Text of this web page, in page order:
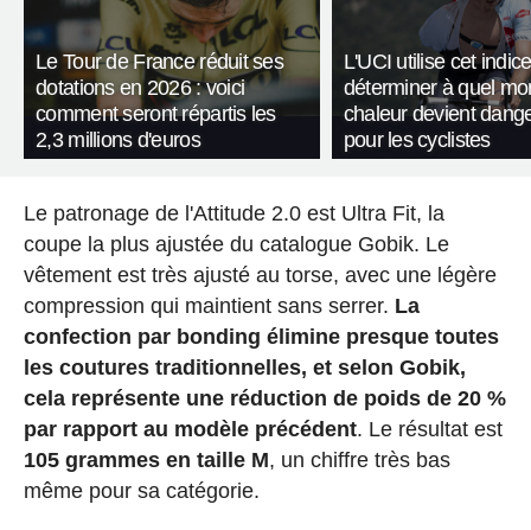
Le Tour de France réduit ses
dotations en 2026 : voici
comment seront répartis les
2,3 millions d'euros
L'UCI utilise cet
déterminer à quel
chaleur devient
pour les cyclistes
Le patronage de l'Attitude 2.0 est Ultra Fit, la
coupe la plus ajustée du catalogue Gobik. Le
vêtement est très ajusté au torse, avec une légère
compression qui maintient sans serrer. La
confection par bonding élimine presque toutes
les coutures traditionnelles, et selon Gobik,
cela représente une réduction de poids de 20 %
par rapport au modèle précédent. Le résultat est
105 grammes en taille M, un chiffre très bas
même pour sa catégorie.